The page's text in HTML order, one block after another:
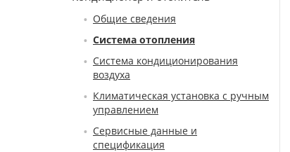
Общие сведения
Система отопления
Система кондиционирования
воздуха
Климатическая установка с ручным
управлением
Сервисные данные и
спецификация